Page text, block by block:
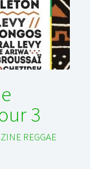
3
REGGAE